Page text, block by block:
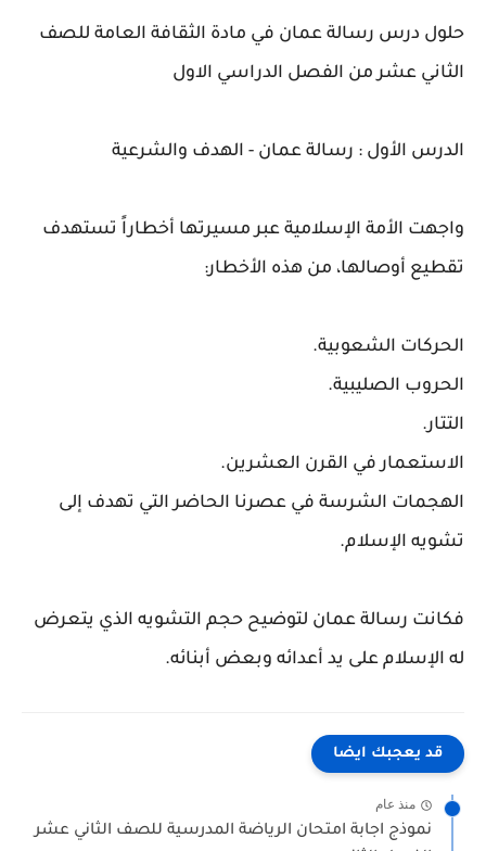
حلول درس رسالة عمان في مادة الثقافة العامة للصف
الثاني عشر من الفصل الدراسي الاول
الدرس الأول : رسالة عمان - الهدف والشرعية
واجهت الأمة الإسلامية عبر مسيرتها أخطاراً تستهدف
تقطيع أوصالها، من هذه الأخطار:
الحركات الشعوبية.
الحروب الصليبية.
التتار.
الاستعمار في القرن العشرين.
الهجمات الشرسة في عصرنا الحاضر التي تهدف إلى
تشويه الإسلام.
فكانت رسالة عمان لتوضيح حجم التشويه الذي يتعرض
له الإسلام على يد أعدائه وبعض أبنائه.
قد يعجبك ايضا
منذ عام
نموذج اجابة امتحان الرياضة المدرسية للصف الثاني عشر